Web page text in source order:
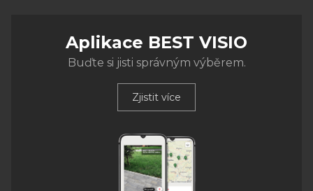
Aplikace BEST VISIO
Buďte si jisti správným výběrem.
Zjistit více